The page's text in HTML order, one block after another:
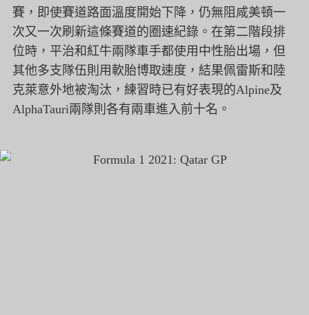
賽，即使賽道路面溫度開始下降，仍無阻咸美頓一
次又一次刷新這條賽道的圈速紀錄。在第二階段排
位時，平治和紅牛兩隊車手都使用中性胎出場，但
其他多支隊伍則用軟胎博取速度，結果佩雷斯和陸
克萊意外地被淘汰，練習時已有好表現的Alpine及
AlphaTauri兩隊則各有兩車進入前十名。